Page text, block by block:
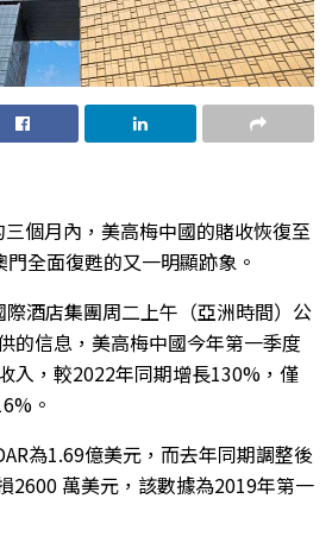
個月內，美高梅中國的賭收恢復至
全面復甦的又一明顯跡象。
酒店集團周二上午（亞洲時間）公
的信息，美高梅中國今年第一季度
入，較2022年同期增長130%，僅
。
為1.69億美元，而去年同期調整後
2600 萬美元，該數據為2019年第一